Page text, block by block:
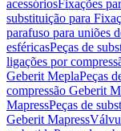
acessóriosFixações
substituição para
parafuso para uniões
esféricasPeças de
ligações por
Geberit MeplaPeças
compressão Geberit
MapressPeças de
Geberit Mapress